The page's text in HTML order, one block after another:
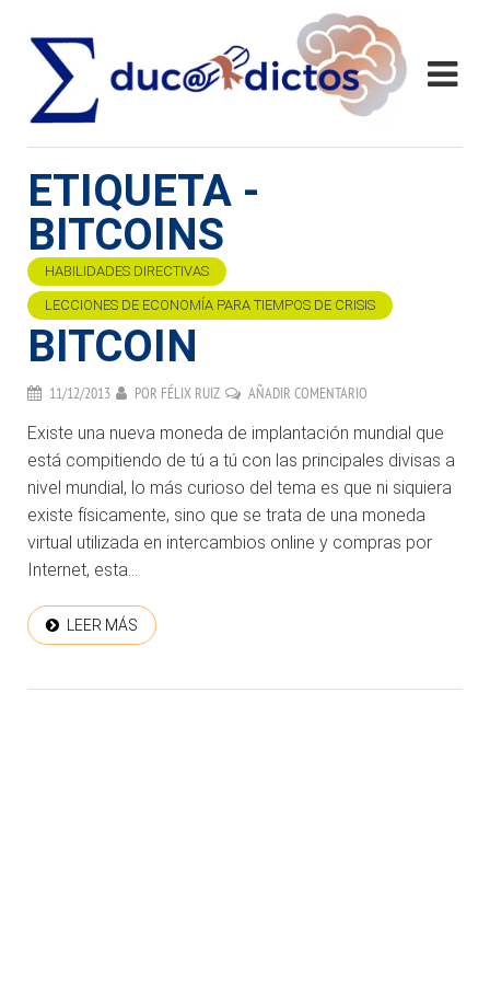
ETIQUETA -
BITCOINS
HABILIDADES DIRECTIVAS
LECCIONES DE ECONOMÍA PARA TIEMPOS DE CRISIS
BITCOIN
11/12/2013 POR FÉLIX RUIZ AÑADIR COMENTARIO
Existe una nueva moneda de implantación mundial que
está compitiendo de tú a tú con las principales divisas a
nivel mundial, lo más curioso del tema es que ni siquiera
existe físicamente, sino que se trata de una moneda
virtual utilizada en intercambios online y compras por
Internet, esta...
LEER MÁS